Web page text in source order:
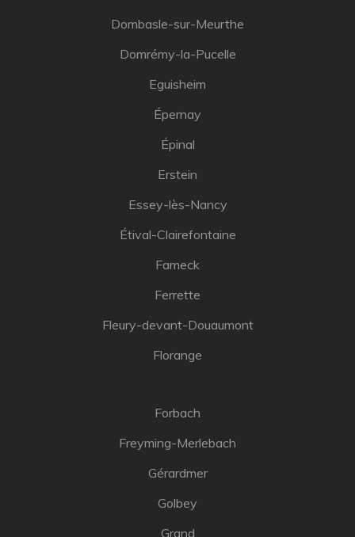
Dombasle-sur-Meurthe
Domrémy-la-Pucelle
Eguisheim
Épernay
Épinal
Erstein
Essey-lès-Nancy
Étival-Clairefontaine
Fameck
Ferrette
Fleury-devant-Douaumont
Florange
Forbach
Freyming-Merlebach
Gérardmer
Golbey
Grand